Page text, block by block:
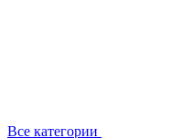
Все категории